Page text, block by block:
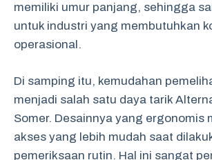
memiliki umur panjang, sehingga
untuk industri yang membutuhkan
operasional.
Di samping itu, kemudahan
menjadi salah satu daya tarik
Somer. Desainnya yang ergonomis
akses yang lebih mudah saat
pemeriksaan rutin. Hal ini sangat